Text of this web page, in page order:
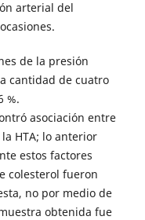
arterial del
de la presión
cantidad de cuatro
%.
asociación entre
HTA; lo anterior
estos factores
colesterol fueron
no por medio de
obtenida fue